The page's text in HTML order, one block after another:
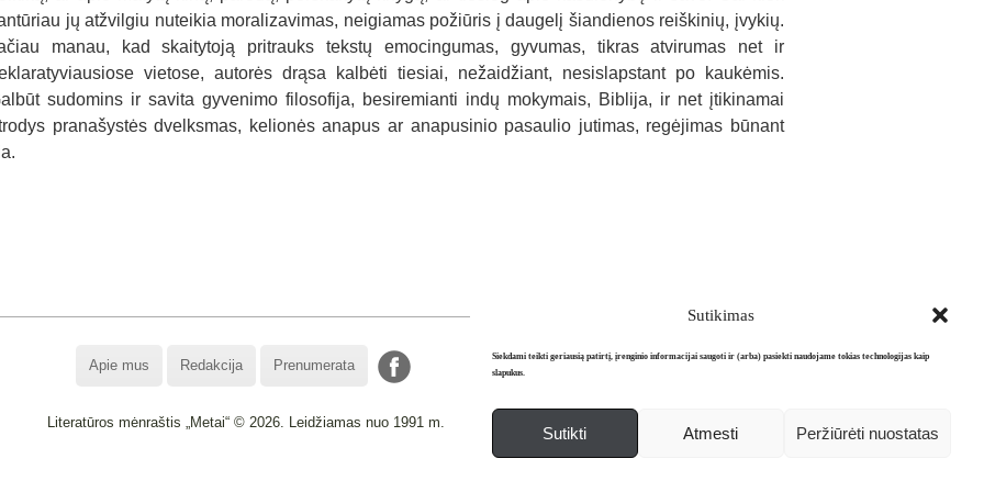
Sutikimas
Siekdami teikti geriausią patirtį, įrenginio informacijai saugoti ir (arba) pasiekti naudojame tokias technologijas kaip
slapukus.
Sutikti Atmesti Peržiūrėti nuostatas
jų atžvilgiu nuteikia moralizavimas, neigiamas požiūris į daugelį šiandienos reiškinių, įvykių.
manau, kad skaitytoją pritrauks tekstų emocingumas, gyvumas, tikras atvirumas net ir
vietose, autorės drąsa kalbėti tiesiai, nežaidžiant, nesislapstant po kaukėmis.
sudomins ir savita gyvenimo filosofija, besiremianti indų mokymais, Biblija, ir net įtikinamai
pranašystės dvelksmas, kelionės anapus ar anapusinio pasaulio jutimas, regėjimas būnant
Apie mus Redakcija Prenumerata
Literatūros mėnraštis „Metai“ © 2026. Leidžiamas nuo 1991 m.